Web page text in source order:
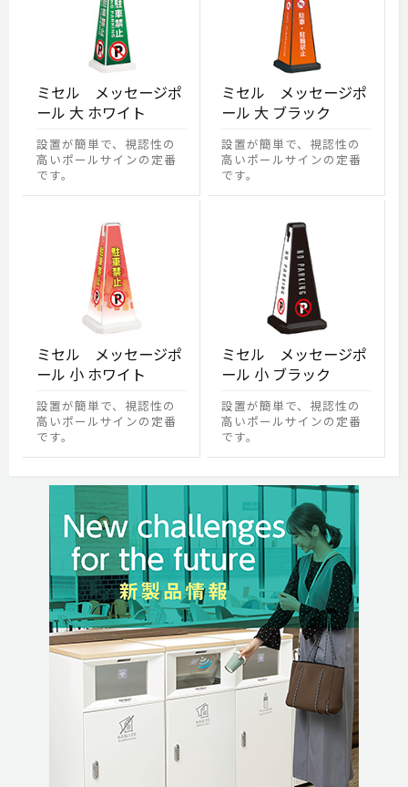
ミセル メッセージポ
ール 大 ホワイト
設置が簡単で、視認性の
高いポールサインの定番
です。
ミセル メッセージポ
ール 大 ブラック
設置が簡単で、視認性の
高いポールサインの定番
です。
ミセル メッセージポ
ール 小 ホワイト
設置が簡単で、視認性の
高いポールサインの定番
です。
ミセル メッセージポ
ール 小 ブラック
設置が簡単で、視認性の
高いポールサインの定番
です。